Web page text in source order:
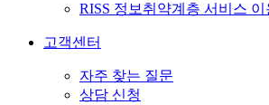
RISS 정보취약계층 서비스 이
고객센터
자주 찾는 질문
상담 신청